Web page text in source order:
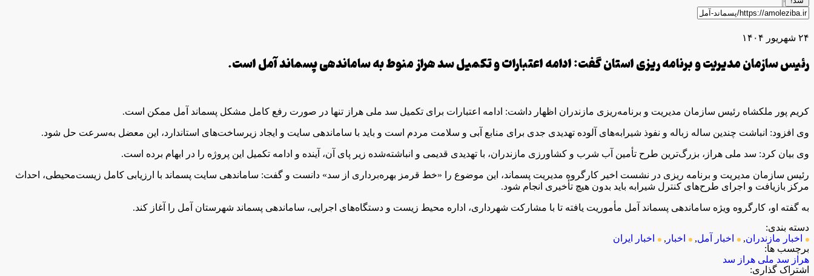
۲۴ شهریور ۱۴۰۴
رئیس سازمان مدیریت و برنامه ریزی استان گفت: ادامه اعتبارات و تکمیل سد هراز منوط به ساماندهی پسماند آمل است.
کریم پور ملکشاه رئیس سازمان مدیریت و برنامه‌ریزی مازندران اظهار داشت: ادامه اعتبارات برای تکمیل سد ملی هراز تنها در صورت رفع کامل مشکل پسماند آمل ممکن است.
وی افزود: انباشت چندین ساله زباله و نفوذ شیرابه‌های آلوده تهدیدی جدی برای منابع آبی و سلامت مردم است و باید با ساماندهی سایت و ایجاد زیرساخت‌های استاندارد، این معضل به‌سرعت حل شود.
وی بیان کرد: سد ملی هراز، بزرگ‌ترین طرح تأمین آب شرب و کشاورزی مازندران، با تهدیدی قدیمی و انباشته‌شده زیر پای آن، آینده و ادامه تکمیل این پروژه را در ابهام برده است.
رئیس سازمان مدیریت و برنامه ریزی در نشست اخیر کارگروه مدیریت پسماند، این موضوع را «خط قرمز بهره‌برداری از سد» دانست و گفت: ساماندهی سایت پسماند با ارزیابی کامل زیست‌محیطی، احداث
مرکز بازیافت و اجرای طرح‌های کنترل شیرابه باید بدون هیچ تأخیری انجام شود.
به گفته او، کارگروه ویژه ساماندهی پسماند آمل مأموریت یافته تا با مشارکت شهرداری، اداره محیط‌ زیست و دستگاه‌های اجرایی، ساماندهی پسماند شهرستان آمل را آغاز کند.
دسته بندی:
اخبار مازندران, اخبار آمل, اخبار ,
اخبار ایران
برچسب ها:
هراز سد ملی هراز سد
اشتراک گذاری: